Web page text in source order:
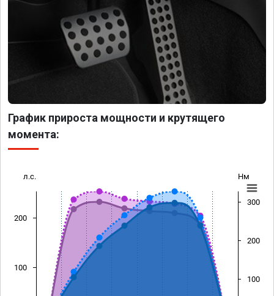
График прироста мощности и крутящего
момента:
л.с. Нм
100
200
100
200
300